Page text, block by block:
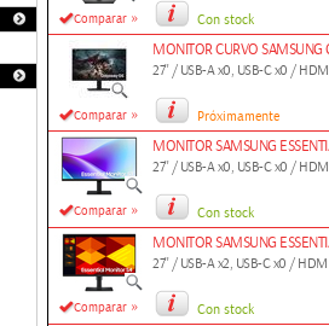
Comparar » Con stock
Comparar »
MONITOR CURVO SAMSUNG
27'' / USB-A x0, USB-C x0 /
Próximamente
Comparar »
MONITOR SAMSUNG
27'' / USB-A x0, USB-C x0 /
Con stock
Comparar »
MONITOR SAMSUNG
27'' / USB-A x2, USB-C x0 /
Con stock